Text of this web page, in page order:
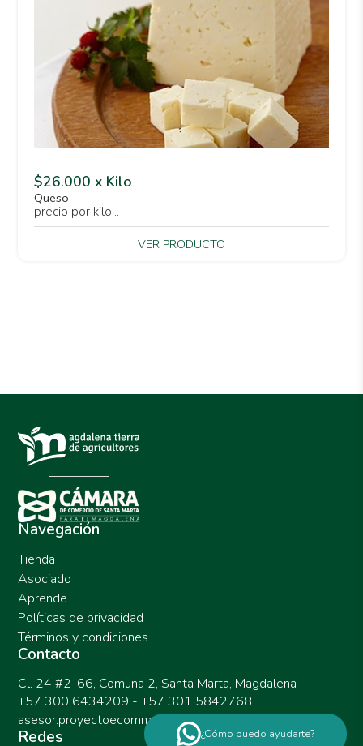
$26.000 x Kilo
Queso
precio por kilo...
VER PRODUCTO
¿Cómo puedo ayudarte?
Navegación
Tienda
Asociado
Aprende
Políticas de privacidad
Términos y condiciones
Contacto
Cl. 24 #2-66, Comuna 2, Santa Marta, Magdalena
+57 300 6434209 - +57 301 5842768
asesor.proyectoecommerce@ccsm.org.co
Redes